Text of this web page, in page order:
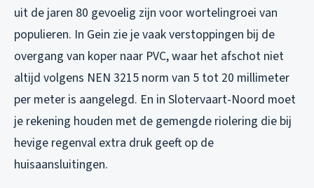
uit de jaren 80 gevoelig zijn voor wortelingroei van
populieren. In Gein zie je vaak verstoppingen bij de
overgang van koper naar PVC, waar het afschot niet
altijd volgens NEN 3215 norm van 5 tot 20 millimeter
per meter is aangelegd. En in Slotervaart-Noord moet
je rekening houden met de gemengde riolering die bij
hevige regenval extra druk geeft op de
huisaansluitingen.